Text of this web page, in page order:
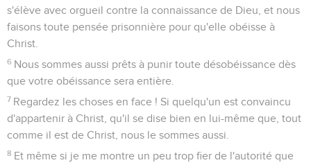
s'élève avec orgueil contre la connaissance de Dieu, et nous
faisons toute pensée prisonnière pour qu'elle obéisse à
Christ.
6 Nous sommes aussi prêts à punir toute désobéissance dès
que votre obéissance sera entière.
7 Regardez les choses en face ! Si quelqu'un est convaincu
d'appartenir à Christ, qu'il se dise bien en lui-même que, tout
comme il est de Christ, nous le sommes aussi.
8 Et même si je me montre un peu trop fier de l'autorité que